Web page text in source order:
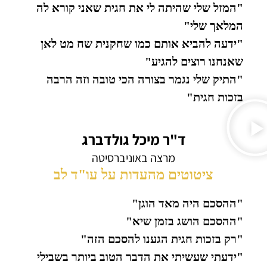
"המזל שלי שהיתה לי את חגית שאני קורא לה
המלאך שלי"
"ידעה להביא אותם כמו שחקנית שח מט לאן
שאנחנו רוצים להגיע"
"התיק שלי נגמר בצורה הכי טובה וזה הרבה
בזכות חגית"
ד"ר מיכל גולדברג
מרצה באוניברסיטה
ציטוטים מהעדות על עו"ד לב
"ההסכם היה מאד הוגן"
"ההסכם הושג בזמן שיא"
"רק בזכות חגית הגענו להסכם הזה"
"ידעתי שעשיתי את הדבר הטוב ביותר בשבילי